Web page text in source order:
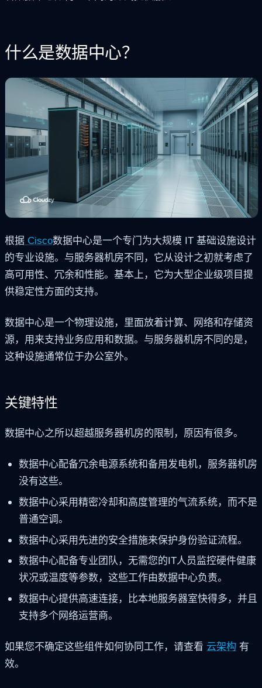
什么是数据中心？
根据 Cisco数据中心是一个专门为大规模 IT 基础设施设计
的专业设施。与服务器机房不同，它从设计之初就考虑了
高可用性、冗余和性能。基本上，它为大型企业级项目提
供稳定性方面的支持。
数据中心是一个物理设施，里面放着计算、网络和存储资
源，用来支持业务应用和数据。与服务器机房不同的是，
这种设施通常位于办公室外。
关键特性
数据中心之所以超越服务器机房的限制，原因有很多。
数据中心配备冗余电源系统和备用发电机，服务器机房
没有这些。
数据中心采用精密冷却和高度管理的气流系统，而不是
普通空调。
数据中心采用先进的安全措施来保护身份验证流程。
数据中心配备专业团队，无需您的IT人员监控硬件健康
状况或温度等参数，这些工作由数据中心负责。
数据中心提供高速连接，比本地服务器室快得多，并且
支持多个网络运营商。
如果您不确定这些组件如何协同工作，请查看 云架构 有
效。